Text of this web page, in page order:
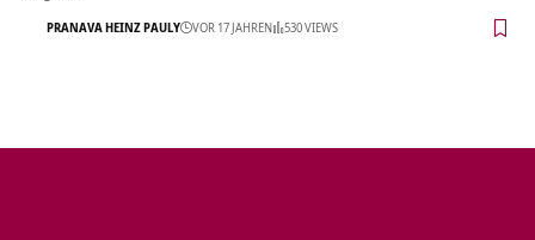
PRANAVA HEINZ PAULY VOR 17 JAHREN 530 VIEWS